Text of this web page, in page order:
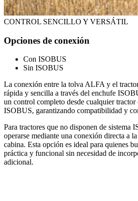
CONTROL SENCILLO Y VERSÁTIL
Opciones de conexión
Con ISOBUS
Sin ISOBUS
La conexión entre la tolva ALFA y el
rápida y sencilla a través del enchufe
un control completo desde cualquier tractor
ISOBUS, garantizando compatibilidad y
Para tractores que no disponen de sistema
operarse mediante una conexión directa a
cabina. Esta opción es ideal para quienes
práctica y funcional sin necesidad de
adicional.